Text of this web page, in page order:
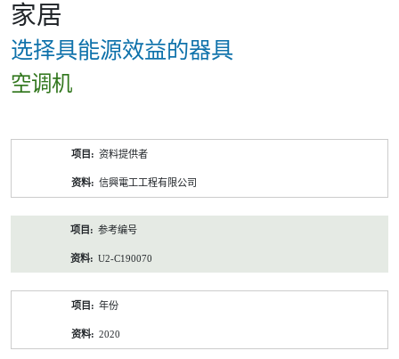
家居
选择具能源效益的器具
空调机
资料提供者
信興電工工程有限公司
参考编号
U2-C190070
年份
2020